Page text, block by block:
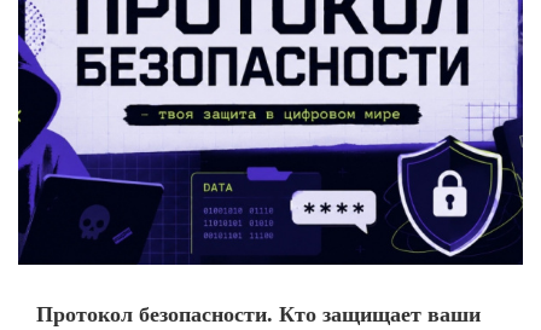
Протокол безопасности. Кто защищает ваши